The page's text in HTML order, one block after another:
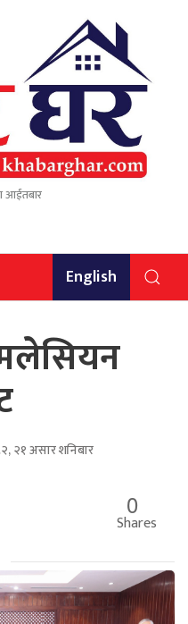
आईतबार
English
मलेसियन
२१ असार शनिबार
0
Shares